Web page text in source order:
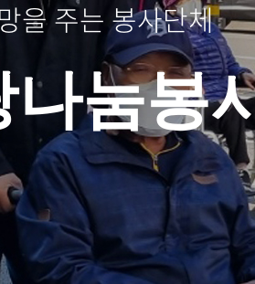
을 주는 봉사단체
눔봉